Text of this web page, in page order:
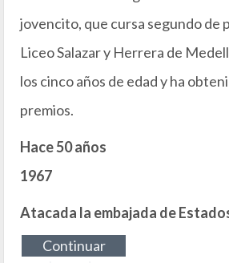
jovencito, que cursa segundo de
Liceo Salazar y Herrera de
los cinco años de edad y ha
premios.
Hace 50 años
1967
Atacada la embajada de
Continuar